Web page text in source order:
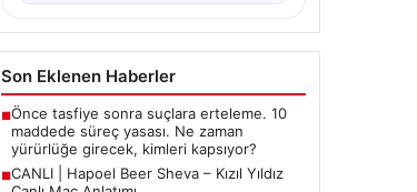
Son Eklenen Haberler
■Önce tasfiye sonra suçlara erteleme. 10
maddede süreç yasası. Ne zaman
yürürlüğe girecek, kimleri kapsıyor?
■CANLI | Hapoel Beer Sheva – Kızıl Yıldız